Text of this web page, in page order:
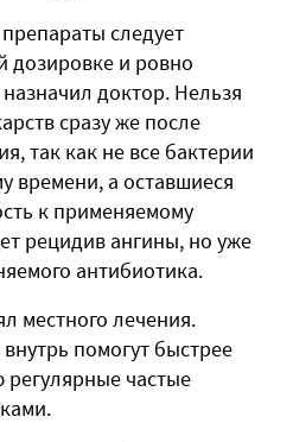
следует
дозировке и ровно
доктор. Нельзя
сразу же после
так как не все бактерии
времени, а оставшиеся
к применяемому
рецидив ангины, но уже
антибиотика.
местного лечения.
помогут быстрее
регулярные частые